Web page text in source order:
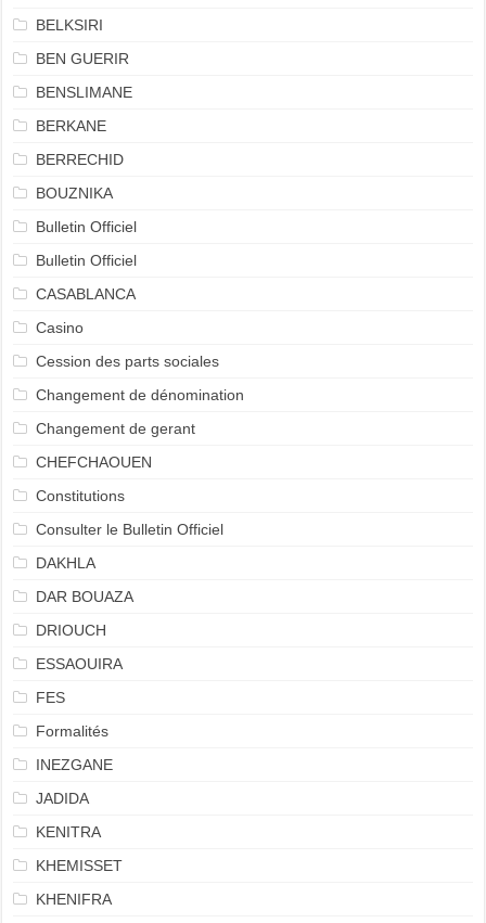
BELKSIRI
BEN GUERIR
BENSLIMANE
BERKANE
BERRECHID
BOUZNIKA
Bulletin Officiel
Bulletin Officiel
CASABLANCA
Casino
Cession des parts sociales
Changement de dénomination
Changement de gerant
CHEFCHAOUEN
Constitutions
Consulter le Bulletin Officiel
DAKHLA
DAR BOUAZA
DRIOUCH
ESSAOUIRA
FES
Formalités
INEZGANE
JADIDA
KENITRA
KHEMISSET
KHENIFRA